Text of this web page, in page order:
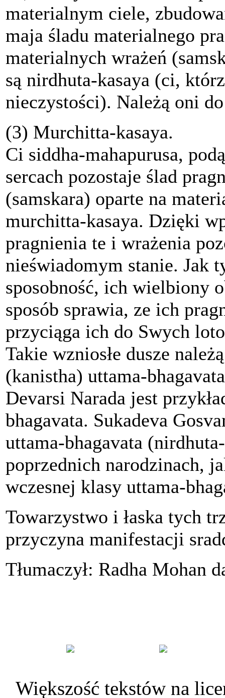
materialnym ciele,
maja śladu materialnego
materialnych wrażeń
są nirdhuta-kasaya (ci,
nieczystości). Należą oni
(3) Murchitta-kasaya.
Ci siddha-mahapurusa,
sercach pozostaje ślad
(samskara) oparte na
murchitta-kasaya. Dzięki
pragnienia te i wrażenia
nieświadomym stanie. Jak
sposobność, ich wielbiony
sposób sprawia, ze ich
przyciąga ich do Swych
Takie wzniosłe dusze
(kanistha) uttama-
Devarsi Narada jest
bhagavata. Sukadeva
uttama-bhagavata
poprzednich narodzinach,
wczesnej klasy uttama-
Towarzystwo i łaska tych
przyczyna manifestacji
Tłumaczył: Radha Mohan
Większość tekstów na